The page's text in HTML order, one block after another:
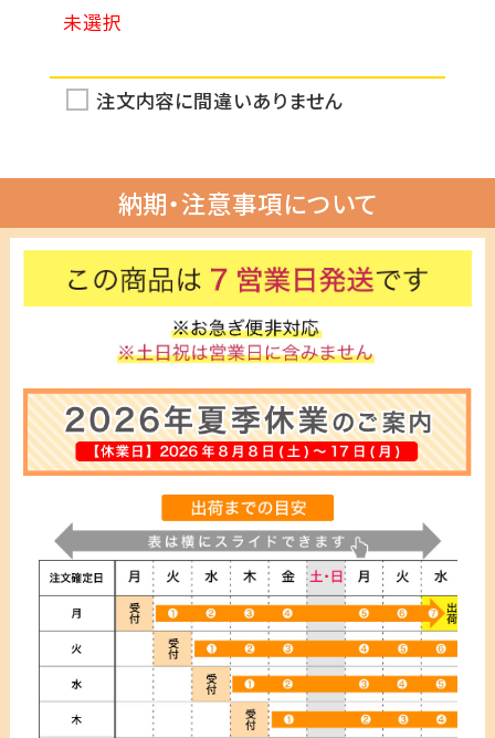
未選択
注文内容に間違いありません
納期・注意事項について